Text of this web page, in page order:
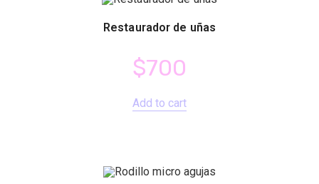
Restaurador de uñas
$700
Add to cart